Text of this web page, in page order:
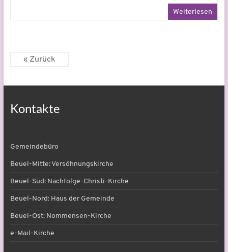
Weiterlesen
« Zurück
Kontakte
Gemeindebüro
Beuel-Mitte: Versöhnungskirche
Beuel-Süd: Nachfolge-Christi-Kirche
Beuel-Nord: Haus der Gemeinde
Beuel-Ost: Nommensen-Kirche
e-Mail-Kirche